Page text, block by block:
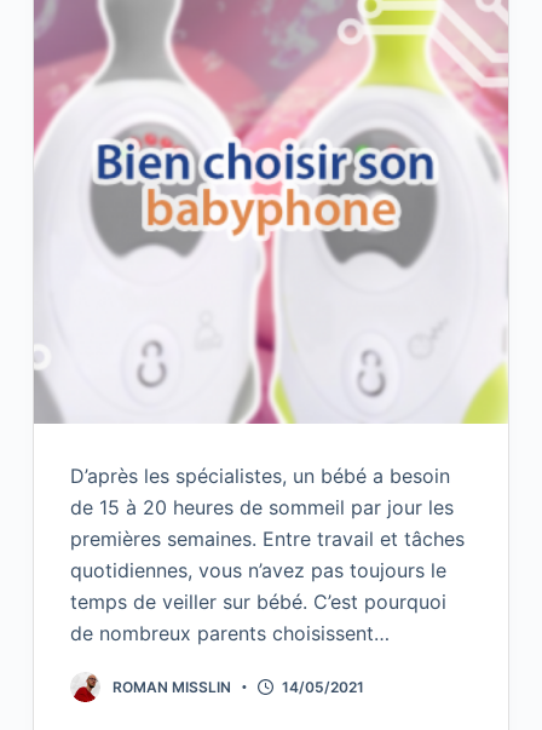
D’après les spécialistes, un bébé a besoin
de 15 à 20 heures de sommeil par jour les
premières semaines. Entre travail et tâches
quotidiennes, vous n’avez pas toujours le
temps de veiller sur bébé. C’est pourquoi
de nombreux parents choisissent…
ROMAN MISSLIN 14/05/2021